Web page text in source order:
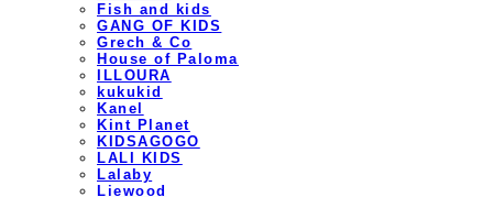
Fish and kids
GANG OF KIDS
Grech & Co
House of Paloma
ILLOURA
kukukid
Kanel
Kint Planet
KIDSAGOGO
LALI KIDS
Lalaby
Liewood